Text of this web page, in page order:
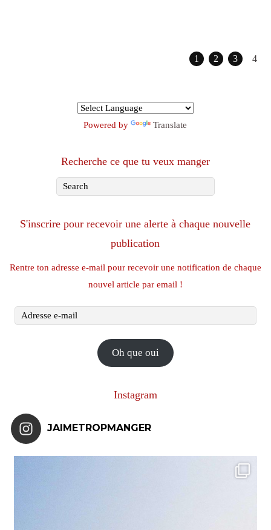
1 2 3 4
Powered by Translate
Recherche ce que tu veux manger
S'inscrire pour recevoir une alerte à chaque nouvelle
publication
Rentre ton adresse e-mail pour recevoir une notification de chaque
nouvel article par email !
Adresse
Oh que oui
Instagram
JAIMETROPMANGER